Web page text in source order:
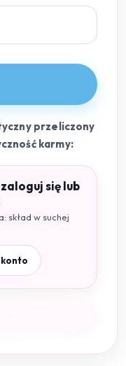
przeliczony
karmy:
się lub
skład w suchej
konto